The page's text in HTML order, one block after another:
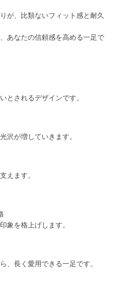
が、比類ないフィット感と耐久
あなたの信頼感を高める一足で
とされるデザインです。
沢が増していきます。
えます。
象を格上げします。
、長く愛用できる一足です。